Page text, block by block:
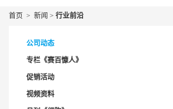
首页 > 新闻 > 行业前沿
公司动态
专栏《赛百慷人》
促销活动
视频资料